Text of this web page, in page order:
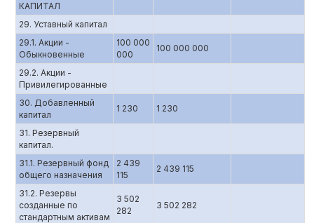
КАПИТАЛ
29. Уставный капитал
29.1. Акции -
Обыкновенные
100 000
000
100 000 000
29.2. Акции -
Привилегированные
30. Добавленный
капитал
1 230 1 230
31. Резервный
капитал.
31.1. Резервный фонд
общего назначения
2 439
115
2 439 115
31.2. Резервы
созданные по
стандартным активам
3 502
282
3 502 282